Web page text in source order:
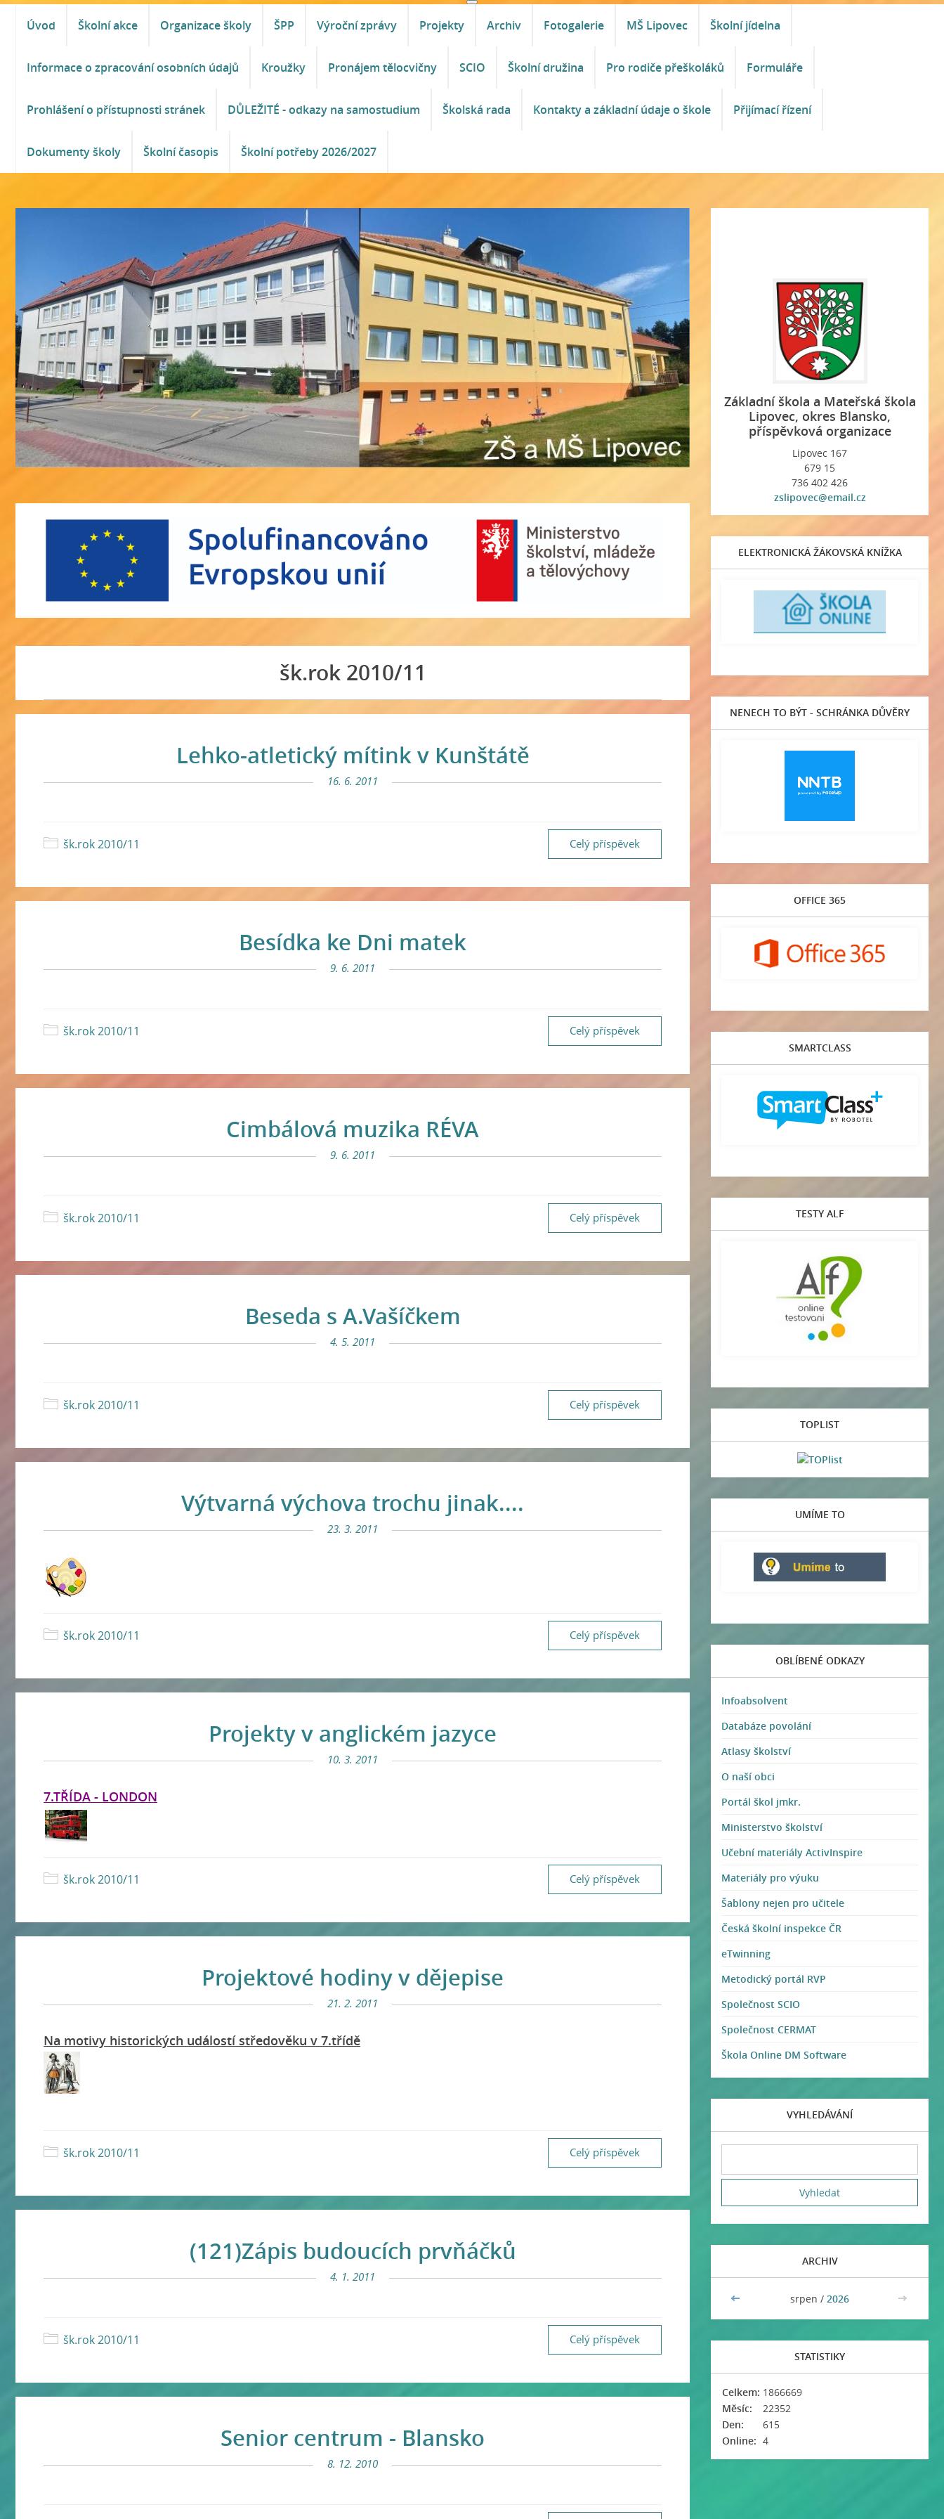
Úvod Školní akce Organizace školy ŠPP Výroční zprávy Projekty Archiv Fotogalerie MŠ Lipovec Školní jídelna
Informace o zpracování osobních údajů Kroužky Pronájem tělocvičny SCIO Školní družina Pro rodiče přeškoláků Formuláře
Prohlášení o přístupnosti stránek DŮLEŽITÉ - odkazy na samostudium Školská rada Kontakty a základní údaje o škole Přijímací řízení
Dokumenty školy Školní časopis Školní potřeby 2026/2027
šk.rok 2010/11
Lehko-atletický mítink v Kunštátě
16. 6. 2011
Celý příspěvek
šk.rok 2010/11
Besídka ke Dni matek
9. 6. 2011
Celý příspěvek
šk.rok 2010/11
Cimbálová muzika RÉVA
9. 6. 2011
Celý příspěvek
šk.rok 2010/11
Beseda s A.Vašíčkem
4. 5. 2011
Celý příspěvek
šk.rok 2010/11
Výtvarná výchova trochu jinak....
23. 3. 2011
Celý příspěvek
šk.rok 2010/11
Projekty v anglickém jazyce
10. 3. 2011
7.TŘÍDA - LONDON
Celý příspěvek
šk.rok 2010/11
Projektové hodiny v dějepise
21. 2. 2011
Na motivy historických událostí středověku v 7.třídě
Celý příspěvek
šk.rok 2010/11
(121)Zápis budoucích prvňáčků
4. 1. 2011
Celý příspěvek
šk.rok 2010/11
Senior centrum - Blansko
8. 12. 2010
Základní škola a Mateřská škola
Lipovec, okres Blansko,
příspěvková organizace
Lipovec 167
679 15
736 402 426
zslipovec@email.cz
ELEKTRONICKÁ ŽÁKOVSKÁ KNÍŽKA
NENECH TO BÝT - SCHRÁNKA DŮVĚRY
OFFICE 365
SMARTCLASS
TESTY ALF
TOPLIST
UMÍME TO
OBLÍBENÉ ODKAZY
Infoabsolvent
Databáze povolání
Atlasy školství
O naší obci
Portál škol jmkr.
Ministerstvo školství
Učební materiály ActivInspire
Materiály pro výuku
Šablony nejen pro učitele
Česká školní inspekce ČR
eTwinning
Metodický portál RVP
Společnost SCIO
Společnost CERMAT
Škola Online DM Software
VYHLEDÁVÁNÍ
ARCHIV
<< srpen / 2026 >>
STATISTIKY
Online: 4
Celkem: 1866669
Měsíc:
22352
Den:
615